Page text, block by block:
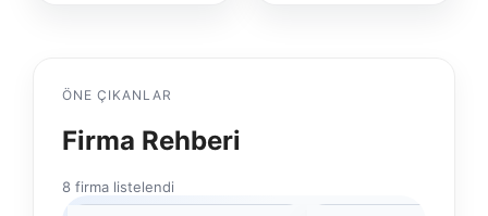
ÖNE ÇIKANLAR
Firma Rehberi
8 firma listelendi